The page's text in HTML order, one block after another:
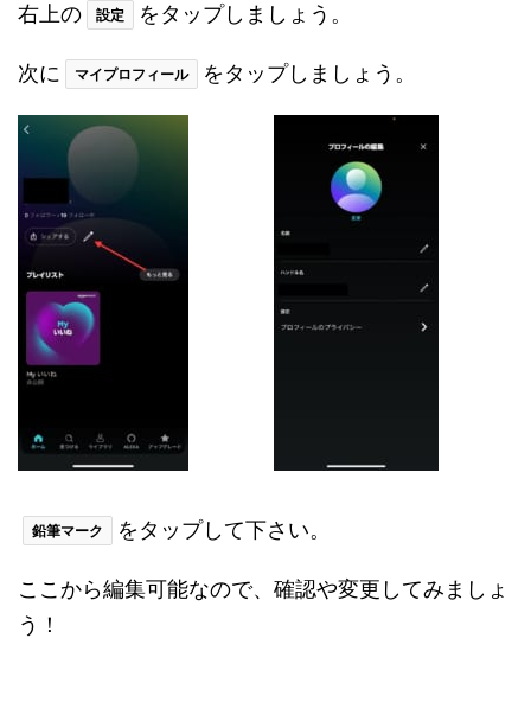
右上の 設定 をタップしましょう。
次に マイプロフィール をタップしましょう。
鉛筆マーク をタップして下さい。
ここから編集可能なので、確認や変更してみましょ
う！